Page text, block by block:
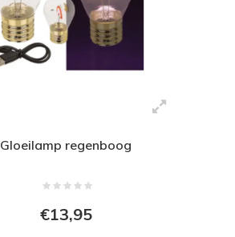
Gloeilamp regenboog
€13,95